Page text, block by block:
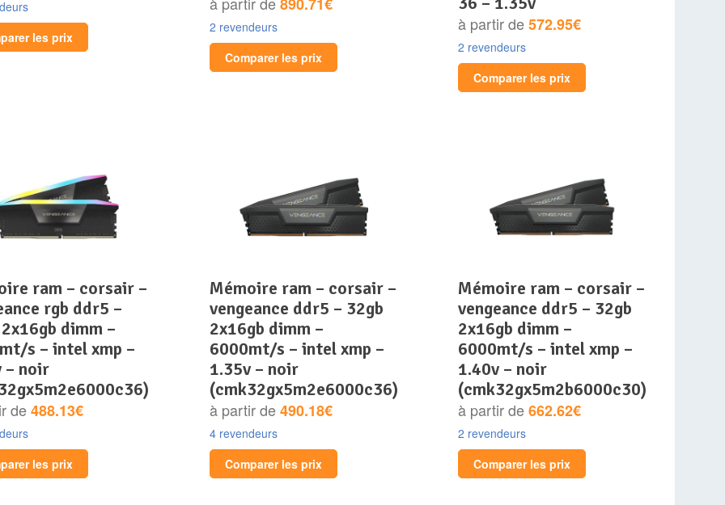
les prix
2 revendeurs
Comparer les prix
à partir de572.95€
2 revendeurs
Comparer les prix
rgb ddr5 –
dimm –
s – intel xmp –
– noir
de488.13€
les prix
mémoire ram – corsair –
vengeance ddr5 – 32gb
2x16gb dimm –
6000mt/s – intel xmp –
1.35v – noir
(cmk32gx5m2e6000c36)
à partir de490.18€
4 revendeurs
Comparer les prix
mémoire ram – corsair –
vengeance ddr5 – 32gb
2x16gb dimm –
6000mt/s – intel xmp –
1.40v – noir
(cmk32gx5m2b6000c30)
à partir de662.62€
2 revendeurs
Comparer les prix